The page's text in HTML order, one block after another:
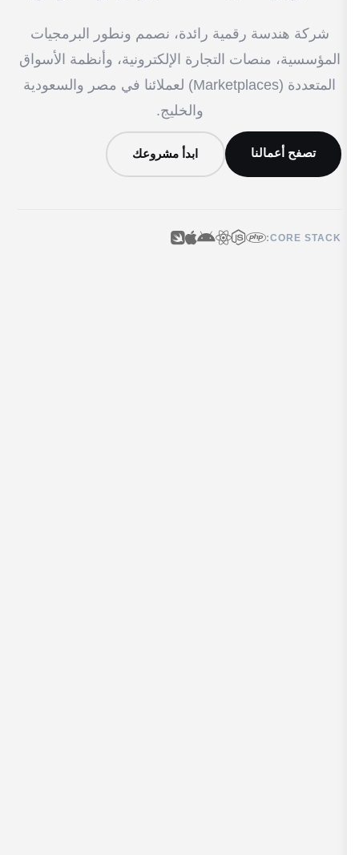
شركة هندسة رقمية رائدة، نصمم ونطور البرمجيات
المؤسسية، منصات التجارة الإلكترونية، وأنظمة الأسواق
المتعددة (Marketplaces) لعملائنا في مصر والسعودية
والخليج.
تصفح أعمالنا ابدأ مشروعك
CORE STACK: